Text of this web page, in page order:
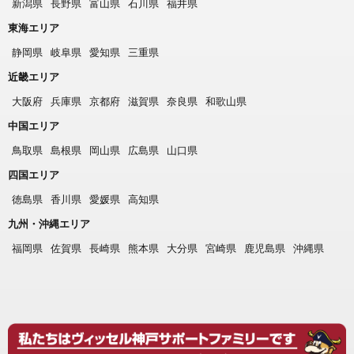
新潟県 長野県 富山県 石川県
福井県
東海エリア
静岡県
岐阜県 愛知県
三重県
近畿エリア
大阪府
兵庫県 京都府 滋賀県 奈良県
和歌山県
中国エリア
鳥取県
島根県 岡山県 広島県
山口県
四国エリア
徳島県
香川県 愛媛県
高知県
九州・沖縄エリア
福岡県
佐賀県 長崎県 熊本県 大分県 宮崎県 鹿児島県 沖縄県